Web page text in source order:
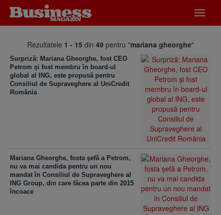
meniu
Rezultatele 1 - 15 din 49 pentru "mariana gheorghe"
Surpriză: Mariana Gheorghe, fost CEO
Petrom şi fost membru în board-ul
global al ING, este propusă pentru
Consiliul de Supraveghere al UniCredit
România
Mariana Gheorghe, fosta şefă a Petrom,
nu va mai candida pentru un nou
mandat în Consiliul de Supraveghere al
ING Group, din care făcea parte din 2015
încoace